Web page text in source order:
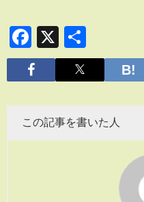
Facebook
X
有
この記事を書いた人